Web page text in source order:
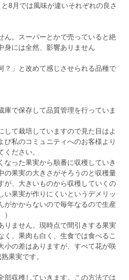
8月では風味が違いそれぞれの良さ
ん。スーパーとかで売っていると絶
身には全然、影響ありません
」と改めて感じさせられる品種で
庫で保存して品質管理を行っていま
して栽培していますので見た目はよ
び私のコミュニティへのお客様より
ださい。
った果実から順番に収穫していき
の果実の大きさがそろうのと収穫量
が、大きいものから収穫していくの
い果実が作りにくいというデメリッ
がかからないので毎年なるので生産
りません。現時点で間引きする果実
く、果肉も白く、生食では食べるこ
小の差はありますが、すべて花が咲
果実です。
収穫していきます。この方法では